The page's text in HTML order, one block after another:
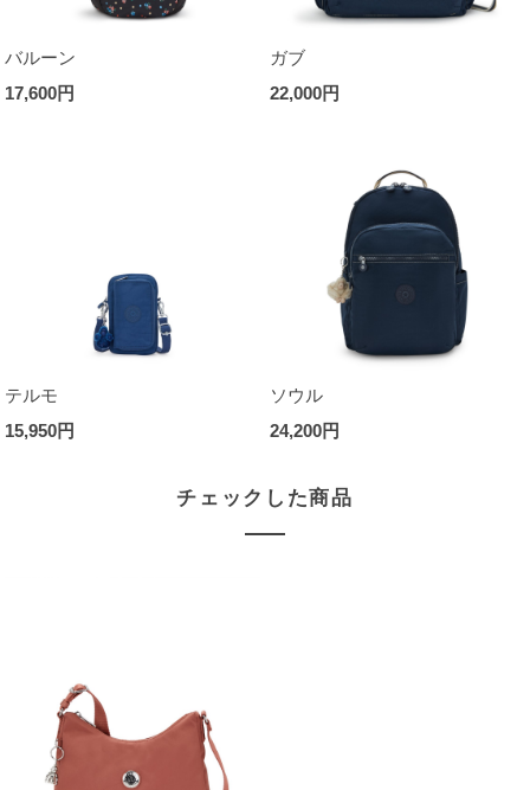
バルーン
17,600円
ガブ
22,000円
テルモ
15,950円
ソウル
24,200円
チェックした商品